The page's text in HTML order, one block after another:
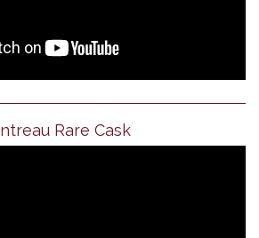
Rare Cask